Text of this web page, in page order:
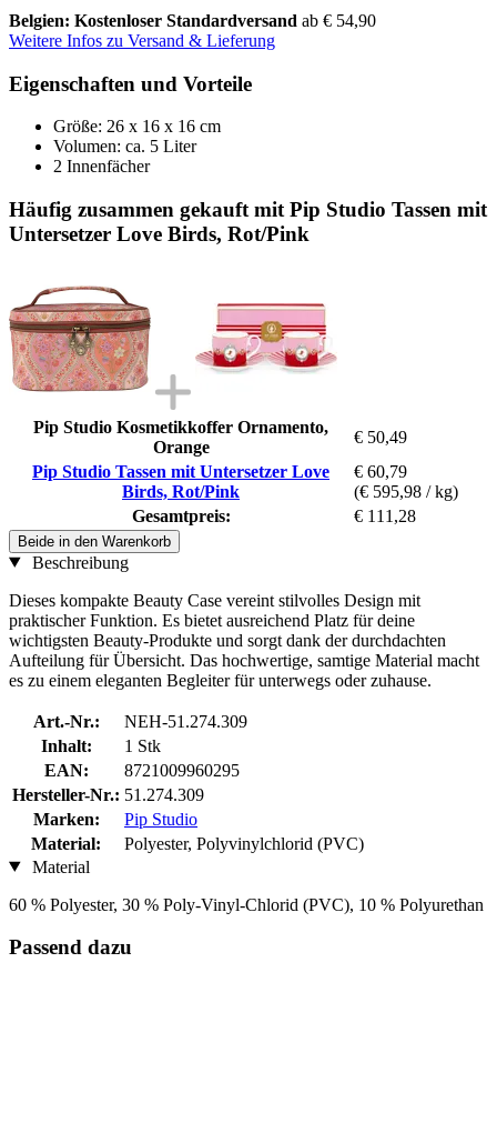
Belgien: Kostenloser Standardversand ab € 54,90
Weitere Infos zu Versand & Lieferung
Eigenschaften und Vorteile
Größe: 26 x 16 x 16 cm
Volumen: ca. 5 Liter
2 Innenfächer
Häufig zusammen gekauft mit Pip Studio Tassen mit
Untersetzer Love Birds, Rot/Pink
Pip Studio Kosmetikkoffer Ornamento,
Orange
€ 50,49
Pip Studio Tassen mit Untersetzer Love
Birds, Rot/Pink
€ 60,79
(€ 595,98 / kg)
Gesamtpreis:
€ 111,28
Beide in den Warenkorb
Beschreibung
Dieses kompakte Beauty Case vereint stilvolles Design mit
praktischer Funktion. Es bietet ausreichend Platz für deine
wichtigsten Beauty-Produkte und sorgt dank der durchdachten
Aufteilung für Übersicht. Das hochwertige, samtige Material macht
es zu einem eleganten Begleiter für unterwegs oder zuhause.
Art.-Nr.:
NEH-51.274.309
Inhalt:
1 Stk
EAN:
8721009960295
Hersteller-Nr.: 51.274.309
Marken:
Pip Studio
Material:
Polyester, Polyvinylchlorid (PVC)
Material
60 % Polyester, 30 % Poly-Vinyl-Chlorid (PVC), 10 % Polyurethan
Passend dazu